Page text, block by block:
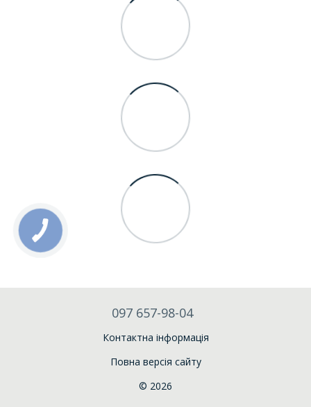
097 657-98-04
Контактна інформація
Повна версія сайту
© 2026